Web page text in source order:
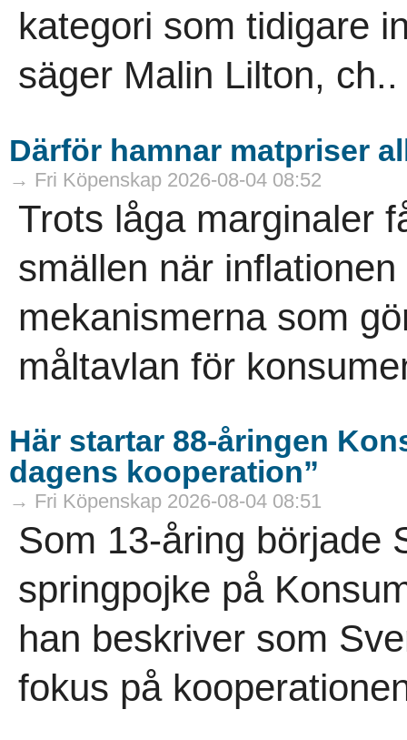
kategori som tidigare
säger Malin Lilton, ch..
Därför hamnar matpriser
→ Fri Köpenskap 2026-08-04 08:52
Trots låga marginaler
smällen när
mekanismerna som
måltavlan för
Här startar 88-åringen
dagens kooperation”
→ Fri Köpenskap 2026-08-04 08:51
Som 13-åring började
springpojke på
han beskriver som
fokus på